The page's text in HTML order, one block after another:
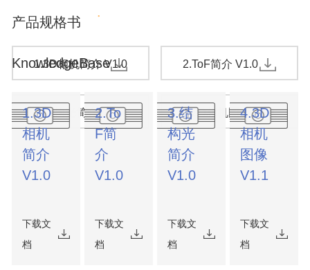
产品规格书
1.3D相机简介 V1.0 2.ToF简介 V1.0
3.结构光简介 V1.0 4.3D相机图像 V1.1
KnowledgeBase
1.3D
相机
简介
V1.0
下载文
档
2.To
F简
介
V1.0
下载文
档
3.结
构光
简介
V1.0
下载文
档
4.3D
相机
图像
V1.1
下载文
档